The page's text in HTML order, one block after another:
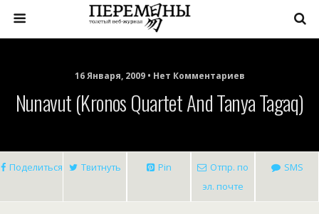
16 Января, 2009 • Нет Комментариев
Nunavut (Kronos Quartet And Tanya Tagaq)
Поделиться Твитнуть Pin
Отпр. по
эл. почте
SMS